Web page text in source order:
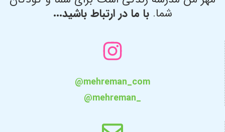
شما. با ما در ارتباط باشید...
@mehreman_com
@mehreman_